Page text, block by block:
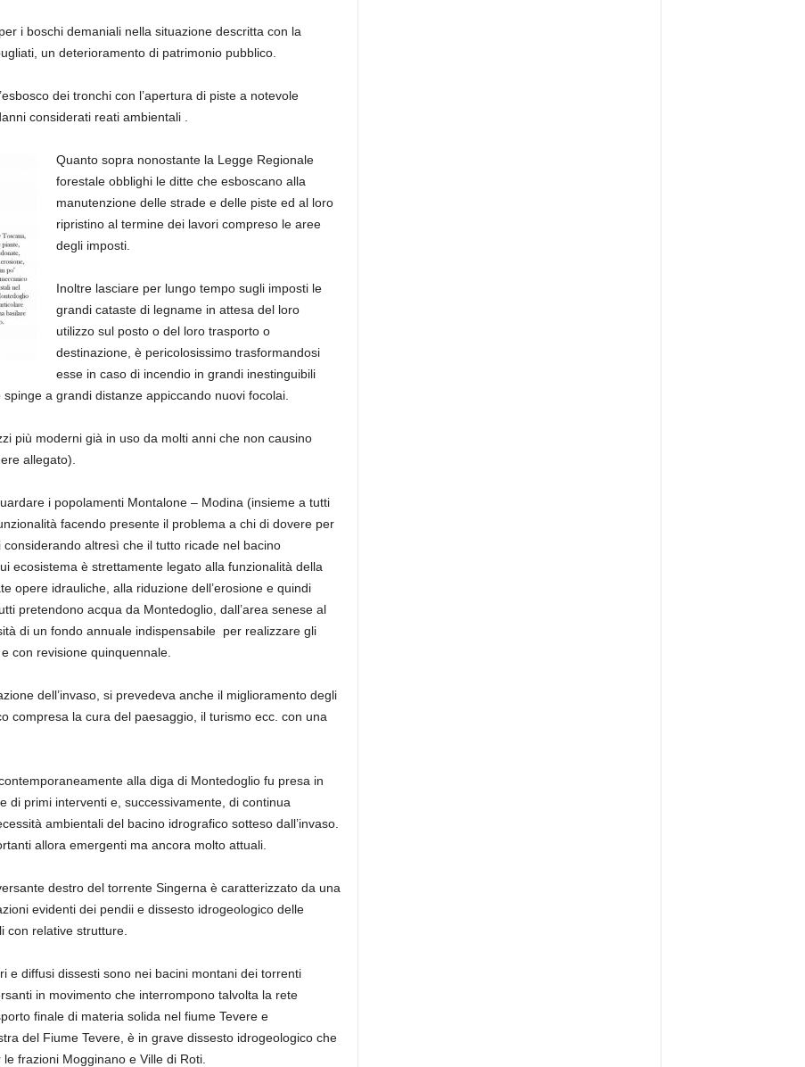
i boschi demaniali nella situazione descritta con la
un deterioramento di patrimonio pubblico.
dei tronchi con l’apertura di piste a notevole
considerati reati ambientali .
Quanto sopra nonostante la Legge Regionale
forestale obblighi le ditte che esboscano alla
manutenzione delle strade e delle piste ed al loro
ripristino al termine dei lavori compreso le aree
degli imposti.
Inoltre lasciare per lungo tempo sugli imposti le
grandi cataste di legname in attesa del loro
utilizzo sul posto o del loro trasporto o
destinazione, è pericolosissimo trasformandosi
esse in caso di incendio in grandi inestinguibili
a grandi distanze appiccando nuovi focolai.
più moderni già in uso da molti anni che non causino
allegato).
i popolamenti Montalone – Modina (insieme a tutti
facendo presente il problema a chi di dovere per
altresì che il tutto ricade nel bacino
ecosistema è strettamente legato alla funzionalità della
opere idrauliche, alla riduzione dell’erosione e quindi
pretendono acqua da Montedoglio, dall’area senese al
di un fondo annuale indispensabile per realizzare gli
con revisione quinquennale.
dell’invaso, si prevedeva anche il miglioramento degli
compresa la cura del paesaggio, il turismo ecc. con una
alla diga di Montedoglio fu presa in
di primi interventi e, successivamente, di continua
ambientali del bacino idrografico sotteso dall’invaso.
allora emergenti ma ancora molto attuali.
destro del torrente Singerna è caratterizzato da una
evidenti dei pendii e dissesto idrogeologico delle
con relative strutture.
e diffusi dissesti sono nei bacini montani dei torrenti
in movimento che interrompono talvolta la rete
finale di materia solida nel fiume Tevere e
del Fiume Tevere, è in grave dissesto idrogeologico che
frazioni Mogginano e Ville di Roti.